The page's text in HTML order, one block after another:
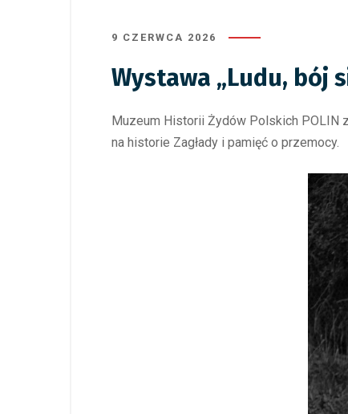
9 CZERWCA 2026
Wystawa „Ludu, bój
Muzeum Historii Żydów Polskich POLIN
na historie Zagłady i pamięć o przemocy.